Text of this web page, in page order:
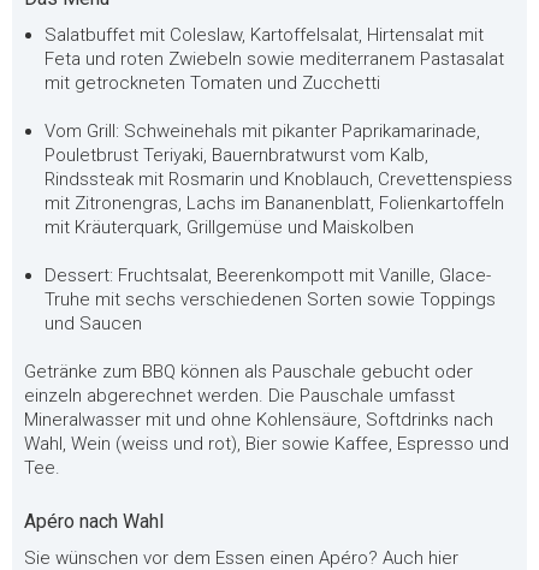
Salatbuffet mit Coleslaw, Kartoffelsalat, Hirtensalat mit
Feta und roten Zwiebeln sowie mediterranem Pastasalat
mit getrockneten Tomaten und Zucchetti
Vom Grill: Schweinehals mit pikanter Paprikamarinade,
Pouletbrust Teriyaki, Bauernbratwurst vom Kalb,
Rindssteak mit Rosmarin und Knoblauch, Crevettenspiess
mit Zitronengras, Lachs im Bananenblatt, Folienkartoffeln
mit Kräuterquark, Grillgemüse und Maiskolben
Dessert: Fruchtsalat, Beerenkompott mit Vanille, Glace-
Truhe mit sechs verschiedenen Sorten sowie Toppings
und Saucen
Getränke zum BBQ können als Pauschale gebucht oder
einzeln abgerechnet werden. Die Pauschale umfasst
Mineralwasser mit und ohne Kohlensäure, Softdrinks nach
Wahl, Wein (weiss und rot), Bier sowie Kaffee, Espresso und
Tee.
Apéro nach Wahl
Sie wünschen vor dem Essen einen Apéro? Auch hier